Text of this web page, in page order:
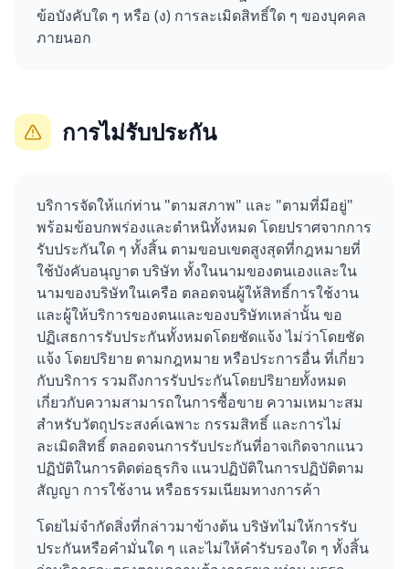
ข้อบังคับใด ๆ หรือ (ง) การละเมิดสิทธิ์ใด ๆ ของบุคคล
ภายนอก
การไม่รับประกัน
บริการจัดให้แก่ท่าน "ตามสภาพ" และ "ตามที่มีอยู่"
พร้อมข้อบกพร่องและตำหนิทั้งหมด โดยปราศจากการ
รับประกันใด ๆ ทั้งสิ้น ตามขอบเขตสูงสุดที่กฎหมายที่
ใช้บังคับอนุญาต บริษัท ทั้งในนามของตนเองและใน
นามของบริษัทในเครือ ตลอดจนผู้ให้สิทธิ์การใช้งาน
และผู้ให้บริการของตนและของบริษัทเหล่านั้น ขอ
ปฏิเสธการรับประกันทั้งหมดโดยชัดแจ้ง ไม่ว่าโดยชัด
แจ้ง โดยปริยาย ตามกฎหมาย หรือประการอื่น ที่เกี่ยว
กับบริการ รวมถึงการรับประกันโดยปริยายทั้งหมด
เกี่ยวกับความสามารถในการซื้อขาย ความเหมาะสม
สำหรับวัตถุประสงค์เฉพาะ กรรมสิทธิ์ และการไม่
ละเมิดสิทธิ์ ตลอดจนการรับประกันที่อาจเกิดจากแนว
ปฏิบัติในการติดต่อธุรกิจ แนวปฏิบัติในการปฏิบัติตาม
สัญญา การใช้งาน หรือธรรมเนียมทางการค้า
โดยไม่จำกัดสิ่งที่กล่าวมาข้างต้น บริษัทไม่ให้การรับ
ประกันหรือคำมั่นใด ๆ และไม่ให้คำรับรองใด ๆ ทั้งสิ้น